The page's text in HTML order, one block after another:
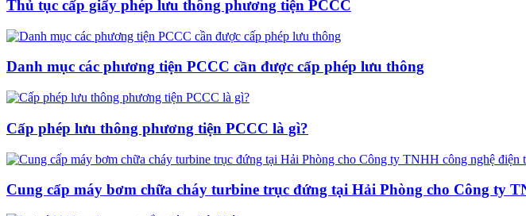
Thủ tục cấp giấy phép lưu thông phương tiện PCCC
Danh mục các phương tiện PCCC cần được cấp phép lưu thông
Cấp phép lưu thông phương tiện PCCC là gì?
Cung cấp máy bơm chữa cháy turbine trục đứng tại Hải Phòng cho Công ty